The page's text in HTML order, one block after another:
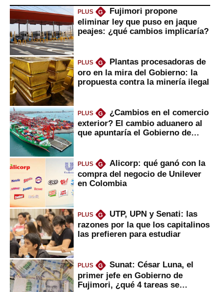
PLUS G
Fujimori propone
eliminar ley que puso en jaque
peajes: ¿qué cambios implicaría?
PLUS G
Plantas procesadoras de
oro en la mira del Gobierno: la
propuesta contra la minería ilegal
PLUS G
¿Cambios en el comercio
exterior? El cambio aduanero al
que apuntaría el Gobierno de
PLUS G
Alicorp: qué ganó con la
compra del negocio de Unilever
en Colombia
PLUS G
UTP, UPN y Senati: las
razones por la que los capitalinos
las prefieren para estudiar
PLUS G
Sunat: César Luna, el
primer jefe en Gobierno de
Fujimori, ¿qué 4 tareas se